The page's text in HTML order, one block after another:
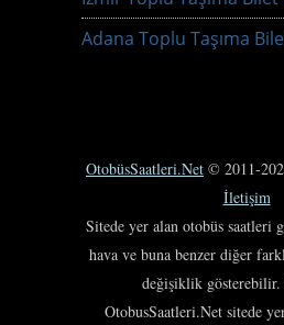
Adana Toplu Taşıma
OtobüsSaatleri.Net © 2011-
İletişim
Sitede yer alan otobüs saatleri
hava ve buna benzer diğer
değişiklik gösterebilir.
OtobusSaatleri.Net sitede